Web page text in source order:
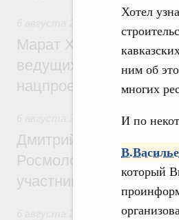
Хотел
ним об
многих
И по
который
Марат Хуснуллин:
ведущих к
нацпроекту
Молодёжная
Дмитрий Чернышенко,
Росмолодёжи
участников проекта
Евразийский